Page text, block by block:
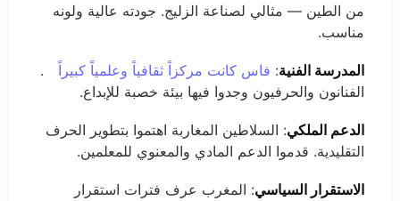
من الطين — مثالي لصناعة الزليج. جودته عالية ولونه
مناسب.
المدرسة الفنية: فاس كانت مركزاً ثقافياً وعلمياً كبيراً
.
الفنانون والحرفيون وجدوا فيها بيئة خصبة للإبداع.
الدعم الملكي: السلاطين المغاربة اهتموا بتطوير الحرف
التقليدية. قدموا الدعم المادي والمعنوي للمعلمين.
الاستقرار السياسي: المغرب عرف فترات استقرار